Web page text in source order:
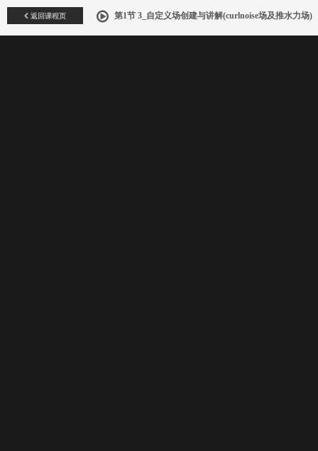
返回课程页 第1节 3_自定义场创建与讲解(curlnoise场及推水力场)